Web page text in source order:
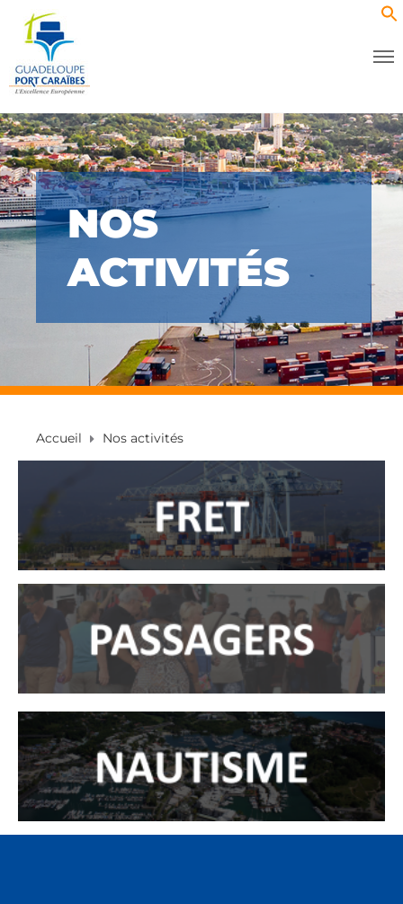
NOS
ACTIVITÉS
Accueil Nos activités